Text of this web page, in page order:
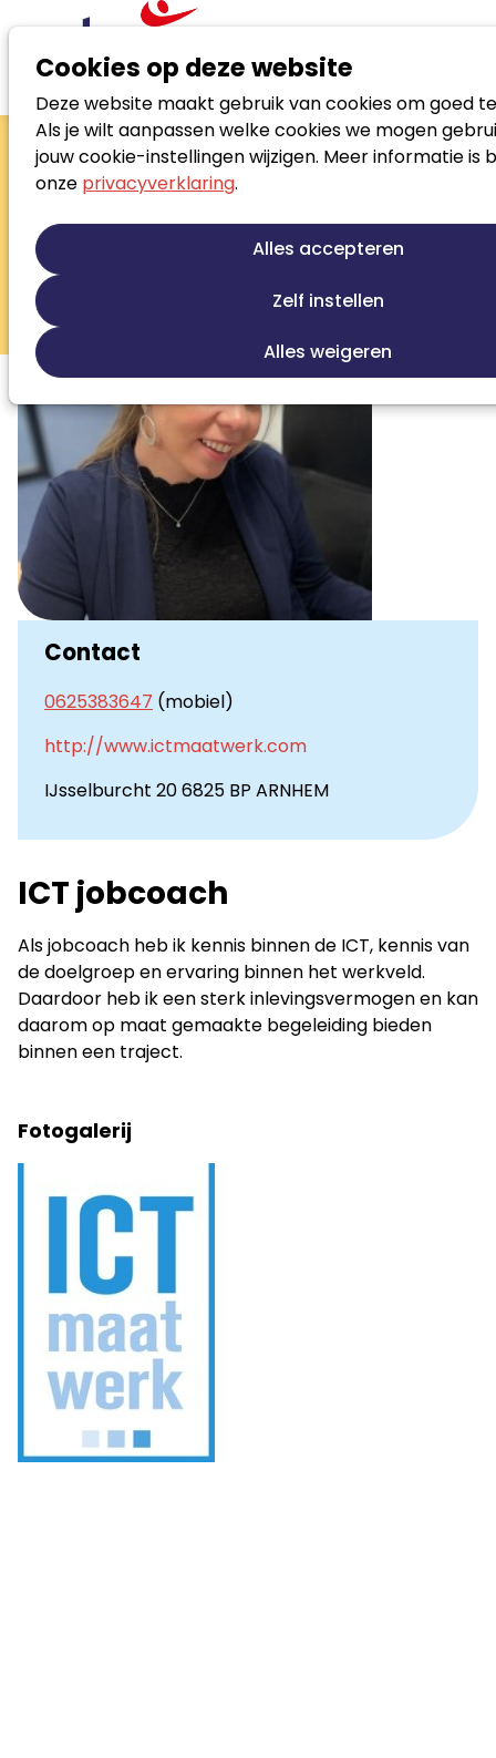
Cookies op deze website
Deze website maakt gebruik van cookies om goed
Als je wilt aanpassen welke cookies we mogen
jouw cookie-instellingen wijzigen. Meer informatie is
onze privacyverklaring.
Alles accepteren
Zelf instellen
Alles weigeren
Zoek loopbaanspecialist
Jacquelien in 't
Veld
Maatwerk jobcoaching afgestemd op
jou!
Persoonlijke ontwikkeling
Jobcoaching
Werkfit trajecten
Contact
0625383647 (mobiel)
http://www.ictmaatwerk.com
IJsselburcht 20 6825 BP ARNHEM
ICT jobcoach
Als jobcoach heb ik kennis binnen de ICT, kennis van
de doelgroep en ervaring binnen het werkveld.
Daardoor heb ik een sterk inlevingsvermogen en kan
daarom op maat gemaakte begeleiding bieden
binnen een traject.
Fotogalerij